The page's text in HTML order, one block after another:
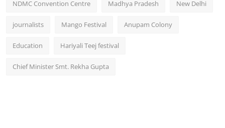
NDMC Convention Centre Madhya Pradesh New Delhi
journalists Mango Festival Anupam Colony
Education Hariyali Teej festival
Chief Minister Smt. Rekha Gupta